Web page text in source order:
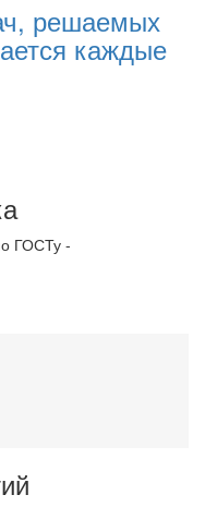
решаемых
каждые
ГОСТу -